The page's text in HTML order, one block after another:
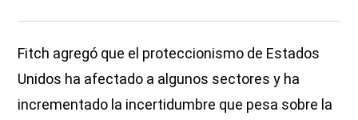
Fitch agregó que el proteccionismo de Estados
Unidos ha afectado a algunos sectores y ha
incrementado la incertidumbre que pesa sobre la